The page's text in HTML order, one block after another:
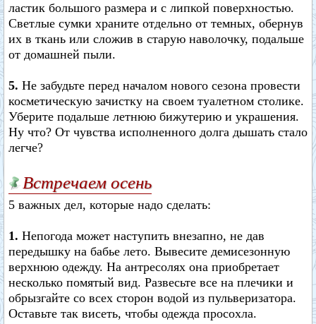
ластик большого размера и с липкой поверхностью.
Светлые сумки храните отдельно от темных, обернув
их в ткань или сложив в старую наволочку, подальше
от домашней пыли.
5. Не забудьте перед началом нового сезона провести
косметическую зачистку на своем туалетном столике.
Уберите подальше летнюю бижутерию и украшения.
Ну что? От чувства исполненного долга дышать стало
легче?
Встречаем осень
5 важных дел, которые надо сделать:
1. Непогода может наступить внезапно, не дав
передышку на бабье лето. Вывесите демисезонную
верхнюю одежду. На антресолях она приобретает
несколько помятый вид. Развесьте все на плечики и
обрызгайте со всех сторон водой из пульверизатора.
Оставьте так висеть, чтобы одежда просохла.